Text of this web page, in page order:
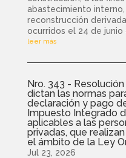
abastecimiento
reconstrucción
ocurridos el 24 de junio
leer más
Nro. 343 -
dictan las normas
declaración y pago
Impuesto Integrado
aplicables a las
privadas, que
el ámbito de la Ley
Jul 23, 2026